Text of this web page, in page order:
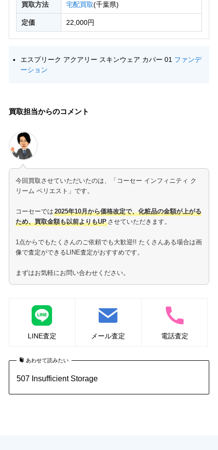
買取方法 宅配買取(千葉県)
定価 22,000円
エスプリーク アクアリー スキンウェア カバー 01 ファンデ
ーション
買取担当からのコメント
今回買取させていただいたのは、「コーセー インフィニティ ク
リーム ベリエスト」です。
コーセーでは2025年10月から価格改定で、化粧品の金額が上がる
ため、買取金額も以前よりもUPさせていただきます。
1点からでもたくさんのご依頼でも大歓迎!! たくさんある場合は画
像で査定ができるLINE査定がおすすめです。
まずはお気軽にお問い合わせください。
LINE査定 メール査定 電話査定
あわせて読みたい
507 Insufficient Storage